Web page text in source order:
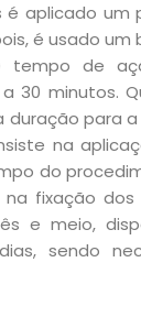
é aplicado
é usado um
tempo de
30 minutos.
duração para
na
do
fixação dos
e meio,
sendo